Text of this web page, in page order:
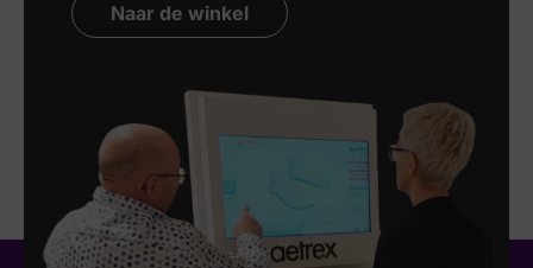
Naar de winkel